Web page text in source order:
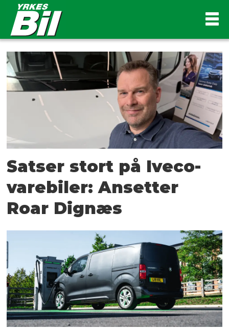
Tag:
elektriske
varebiler
Satser stort på Iveco-
varebiler: Ansetter
Roar Dignæs